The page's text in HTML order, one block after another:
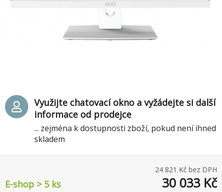
24 821 Kč bez DPH
E-shop > 5 ks 30 033 Kč
Využijte chatovací okno a vyžádejte si další
informace od prodejce
... zejména k dostupnosti zboží, pokud není ihned
skladem